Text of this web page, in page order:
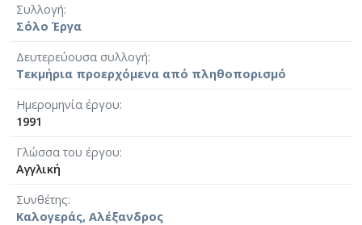
Συλλογή
Σόλο Έργα
Δευτερεύουσα συλλογή
Τεκμήρια προερχόμενα από πληθοπορισμό
Ημερομηνία έργου
1991
Γλώσσα του έργου
Αγγλική
Συνθέτης
Καλογεράς, Αλέξανδρος